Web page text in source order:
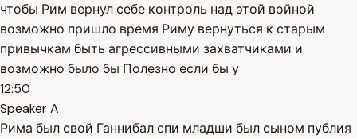
чтобы Рим вернул себе контроль над этой войной
возможно пришло время Риму вернуться к старым
привычкам быть агрессивными захватчиками и
возможно было бы Полезно если бы у
12:50
Speaker A
Рима был свой Ганнибал спи младши был сыном публия